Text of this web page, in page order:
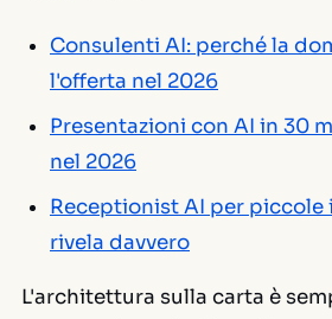
Consulenti AI: perché la
l'offerta nel 2026
Presentazioni con AI in 30
nel 2026
Receptionist AI per piccole
rivela davvero
L'architettura sulla carta è